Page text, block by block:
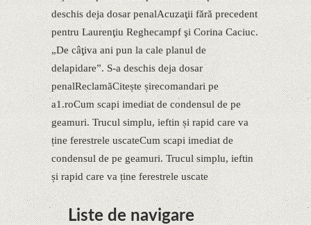
deschis deja dosar penalAcuzaţii fără precedent
pentru Laurenţiu Reghecampf şi Corina Caciuc.
„De câţiva ani pun la cale planul de
delapidare”. S-a deschis deja dosar
penalReclamăCitește șirecomandari pe
a1.roCum scapi imediat de condensul de pe
geamuri. Trucul simplu, ieftin și rapid care va
ține ferestrele uscateCum scapi imediat de
condensul de pe geamuri. Trucul simplu, ieftin
și rapid care va ține ferestrele uscate
Liste de navigare